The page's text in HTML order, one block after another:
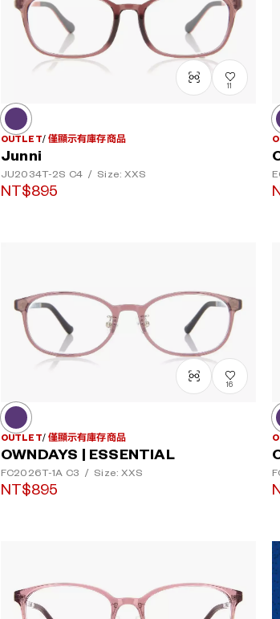
11
OUTLET 僅顯示有庫存商品
Junni
JU2034T-2S C4 / Size: XXS
NT$895
16
OUTLET 僅顯示有庫存商品
OWNDAYS | ESSENTIAL
FC2026T-1A C3 / Size: XXS
NT$895